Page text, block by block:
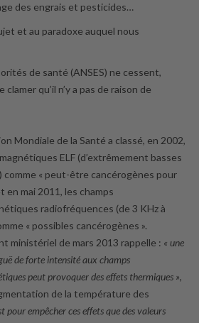
des engrais et pesticides…
et au paradoxe auquel nous
de santé (ANSES) ne cessent,
qu’il n’y a pas de raison de
Mondiale de la Santé a classé, en 2002,
ELF (d’extrêmement basses
comme « peut-être cancérogènes pour
en mai 2011, les champs
radiofréquences (de 3 KHz à
« possibles cancérogènes ».
ministériel de mars 2013 rappelle : « une
de forte intensité aux champs
peut provoquer des effets thermiques »,
de la température des
pour empêcher ces effets que des valeurs